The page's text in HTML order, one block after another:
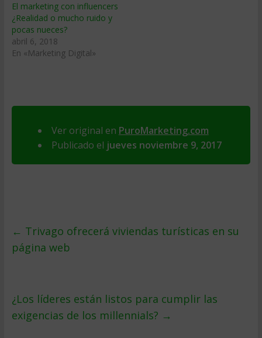
El marketing con influencers
¿Realidad o mucho ruido y
pocas nueces?
abril 6, 2018
En «Marketing Digital»
Ver original en PuroMarketing.com
Publicado el jueves noviembre 9, 2017
← Trivago ofrecerá viviendas turísticas en su
página web
¿Los líderes están listos para cumplir las
exigencias de los millennials? →